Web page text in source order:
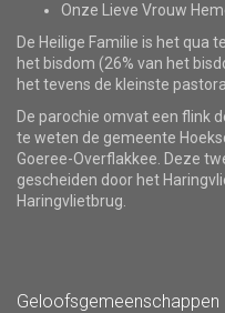
Onze Lieve Vrouw
De Heilige Familie is het qua
het bisdom (26% van het
het tevens de kleinste
De parochie omvat een flink
te weten de gemeente
Goeree-Overflakkee. Deze
gescheiden door het
Haringvlietbrug.
Geloofsgemeenschappen